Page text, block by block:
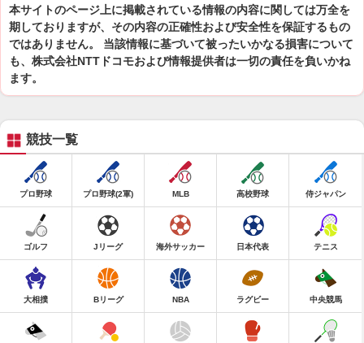
本サイトのページ上に掲載されている情報の内容に関しては万全を
期しておりますが、その内容の正確性および安全性を保証するもの
ではありません。 当該情報に基づいて被ったいかなる損害について
も、株式会社NTTドコモおよび情報提供者は一切の責任を負いかね
ます。
競技一覧
プロ野球 プロ野球(2軍) MLB 高校野球 侍ジャパン
ゴルフ Jリーグ 海外サッカー 日本代表 テニス
大相撲 Bリーグ NBA ラグビー 中央競馬